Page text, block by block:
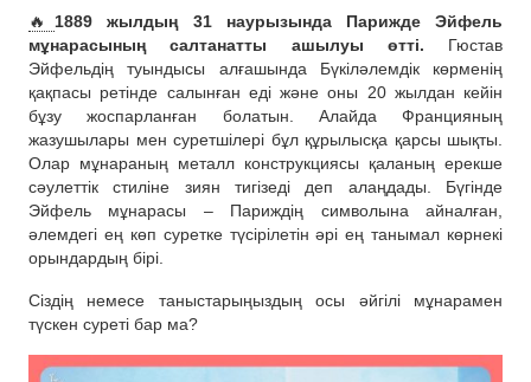
🔥 1889 жылдың 31 наурызында Парижде Эйфель
мұнарасының салтанатты ашылуы өтті. Гюстав
Эйфельдің туындысы алғашында Бүкіләлемдік көрменің
қақпасы ретінде салынған еді және оны 20 жылдан кейін
бұзу жоспарланған болатын. Алайда Францияның
жазушылары мен суретшілері бұл құрылысқа қарсы шықты.
Олар мұнараның металл конструкциясы қаланың ерекше
сәулеттік стиліне зиян тигізеді деп алаңдады. Бүгінде
Эйфель мұнарасы – Париждің символына айналған,
әлемдегі ең көп суретке түсірілетін әрі ең танымал көрнекі
орындардың бірі.
Сіздің немесе таныстарыңыздың осы әйгілі мұнарамен
түскен суреті бар ма?